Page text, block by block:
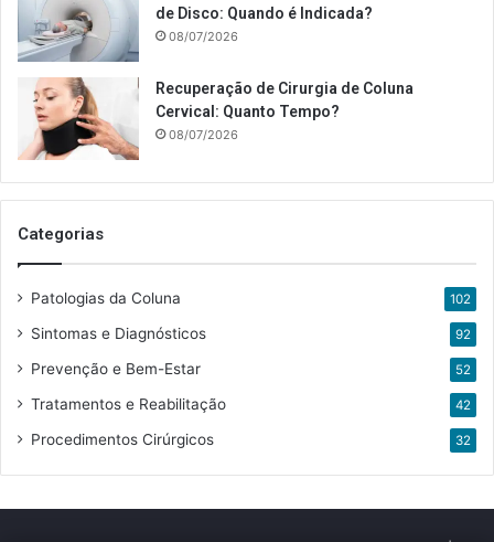
de Disco: Quando é Indicada?
08/07/2026
Recuperação de Cirurgia de Coluna
Cervical: Quanto Tempo?
08/07/2026
Categorias
Patologias da Coluna 102
Sintomas e Diagnósticos 92
Prevenção e Bem-Estar 52
Tratamentos e Reabilitação 42
Procedimentos Cirúrgicos 32